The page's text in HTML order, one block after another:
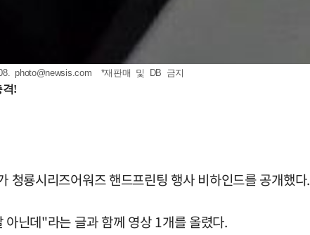
photo@newsis.com *재판매 및 DB 금지
청룡시리즈어워즈 핸드프린팅 행사 비하인드를 공개했다.
닌데"라는 글과 함께 영상 1개를 올렸다.